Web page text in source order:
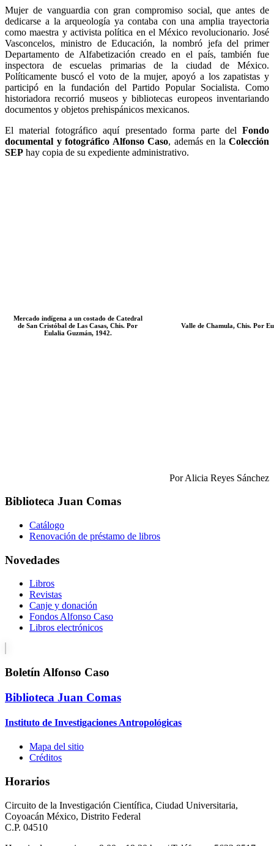
Mujer de vanguardia con gran compromiso social, que antes de
dedicarse a la arqueología ya contaba con una amplia trayectoria
como maestra y activista política en el México revolucionario. José
Vasconcelos, ministro de Educación, la nombró jefa del primer
Departamento de Alfabetización creado en el país, también fue
inspectora de escuelas primarias de la ciudad de México.
Políticamente buscó el voto de la mujer, apoyó a los zapatistas y
participó en la fundación del Partido Popular Socialista. Como
historiadora recorrió museos y bibliotecas europeos inventariando
documentos y objetos prehispánicos mexicanos.
El material fotográfico aquí presentado forma parte del Fondo
documental y fotográfico Alfonso Caso, además en la Colección
SEP hay copia de su expediente administrativo.
Mercado indígena a un costado de Catedral
de San Cristóbal de Las Casas, Chis. Por
Eulalia Guzmán, 1942.
Valle de Chamula, Chis. Por
Por Alicia Reyes Sánchez
Biblioteca Juan Comas
Catálogo
Renovación de préstamo de libros
Novedades
Libros
Revistas
Canje y donación
Fondos Alfonso Caso
Libros electrónicos
Boletín Alfonso Caso
Biblioteca Juan Comas
Instituto de Investigaciones Antropológicas
Mapa del sitio
Créditos
Horarios
Circuito de la Investigación Científica, Ciudad Universitaria,
Coyoacán México, Distrito Federal
C.P. 04510